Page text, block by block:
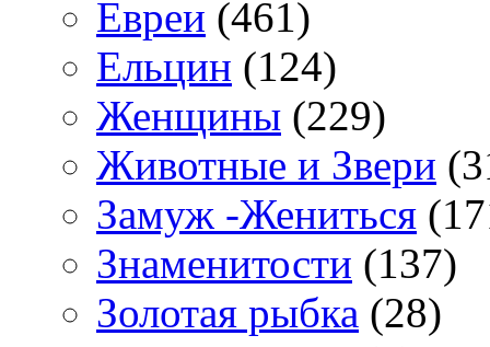
Евреи (461)
Ельцин (124)
Женщины (229)
Животные и Звери
Замуж -Жениться
Знаменитости (137)
Золотая рыбка (28)